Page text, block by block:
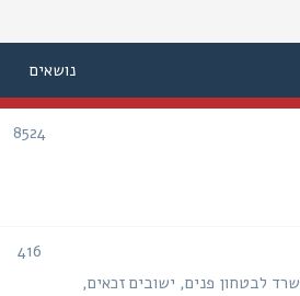
נושאים
8524
לבטחון פנים, ישובים זכאים,
416